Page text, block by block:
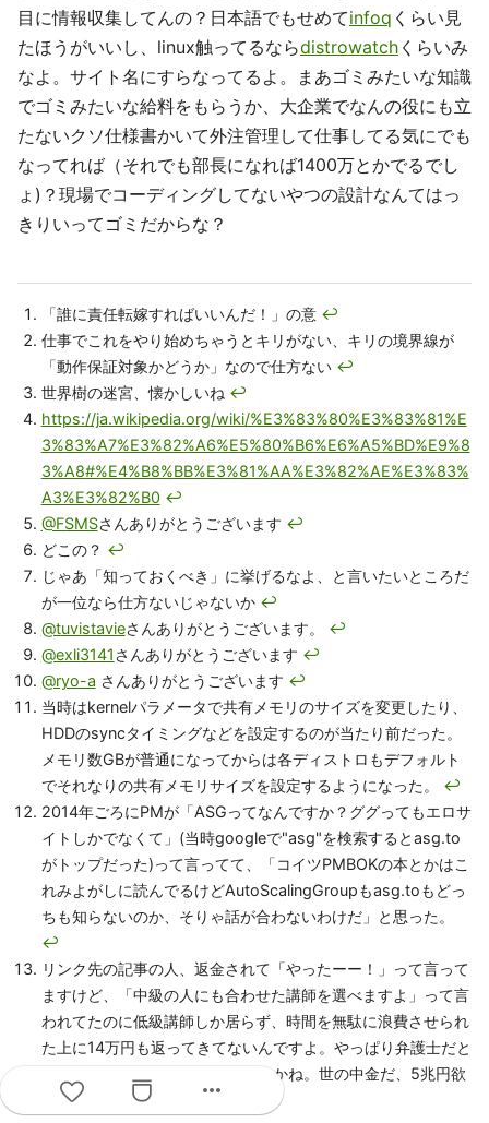
目に情報収集してんの？日本語でもせめてinfoq くらい見
たほうがいいし、linux触ってるならdistrowatch くらいみ
なよ。サイト名にすらなってるよ。まあゴミみたいな知識
でゴミみたいな給料をもらうか、大企業でなんの役にも立
たないクソ仕様書かいて外注管理して仕事してる気にでも
なってれば（それでも部長になれば1400万とかでるでし
ょ)？現場でコーディングしてないやつの設計なんてはっ
きりいってゴミだからな？
「誰に責任転嫁すればいいんだ！」の意 ↩
仕事でこれをやり始めちゃうとキリがない、キリの境界線が
「動作保証対象かどうか」なので仕方ない ↩
世界樹の迷宮、懐かしいね ↩
https://ja.wikipedia.org/wiki/%E3%83%80%E3%83%81%E
3%83%A7%E3%82%A6%E5%80%B6%E6%A5%BD%E9%8
3%A8#%E4%B8%BB%E3%81%AA%E3%82%AE%E3%83%
A3%E3%82%B0 ↩
@FSMSさんありがとうございます ↩
どこの？ ↩
じゃあ「知っておくべき」に挙げるなよ、と言いたいところだ
が一位なら仕方ないじゃないか ↩
@tuvistavieさんありがとうございます。 ↩
@exli3141さんありがとうございます ↩
@ryo-a さんありがとうございます ↩
当時はkernelパラメータで共有メモリのサイズを変更したり、
HDDのsyncタイミングなどを設定するのが当たり前だった。
メモリ数GBが普通になってからは各ディストロもデフォルト
でそれなりの共有メモリサイズを設定するようになった。 ↩
2014年ごろにPMが「ASGってなんですか？ググってもエロサ
イトしかでなくて」(当時googleで"asg"を検索するとasg.to
がトップだった)って言ってて、「コイツPMBOKの本とかはこ
れみよがしに読んでるけどAutoScalingGroupもasg.toもどっ
ちも知らないのか、そりゃ話が合わないわけだ」と思った。
↩
リンク先の記事の人、返金されて「やったーー！」って言って
ますけど、「中級の人にも合わせた講師を選べますよ」って言
われてたのに低級講師しか居らず、時間を無駄に浪費させられ
た上に14万円も返ってきてないんですよ。やっぱり弁護士だと
14万円くらい気にならないんですかね。世の中金だ、5兆円欲
しい。
more_horiz